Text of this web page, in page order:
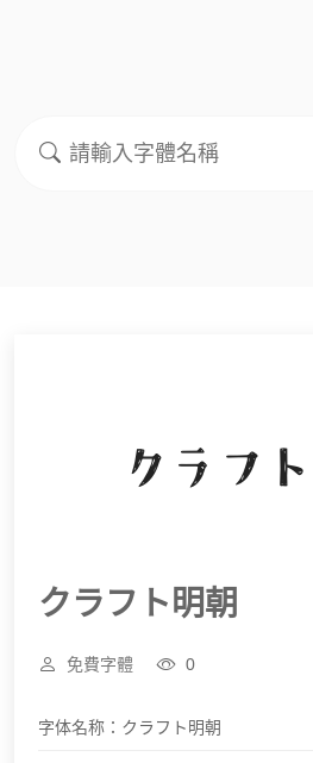
クラフト明朝
免費字體 0
字体名称： クラフト明朝